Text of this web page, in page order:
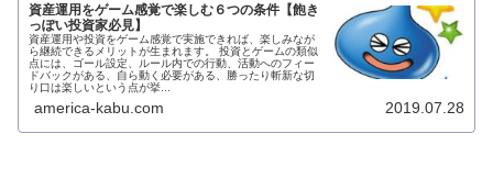
資産運用をゲーム感覚で楽しむ６つの条件【飽き
っぽい投資家必見】
資産運用や投資をゲーム感覚で実施できれば、楽しみなが
ら継続できるメリットが生まれます。 投資とゲームの類似
点には、ゴール設定、ルール内での行動、活動へのフィー
ドバックがある、自ら動く必要がある、勝ったり斬新な切
り口は楽しいという点が挙...
america-kabu.com 2019.07.28